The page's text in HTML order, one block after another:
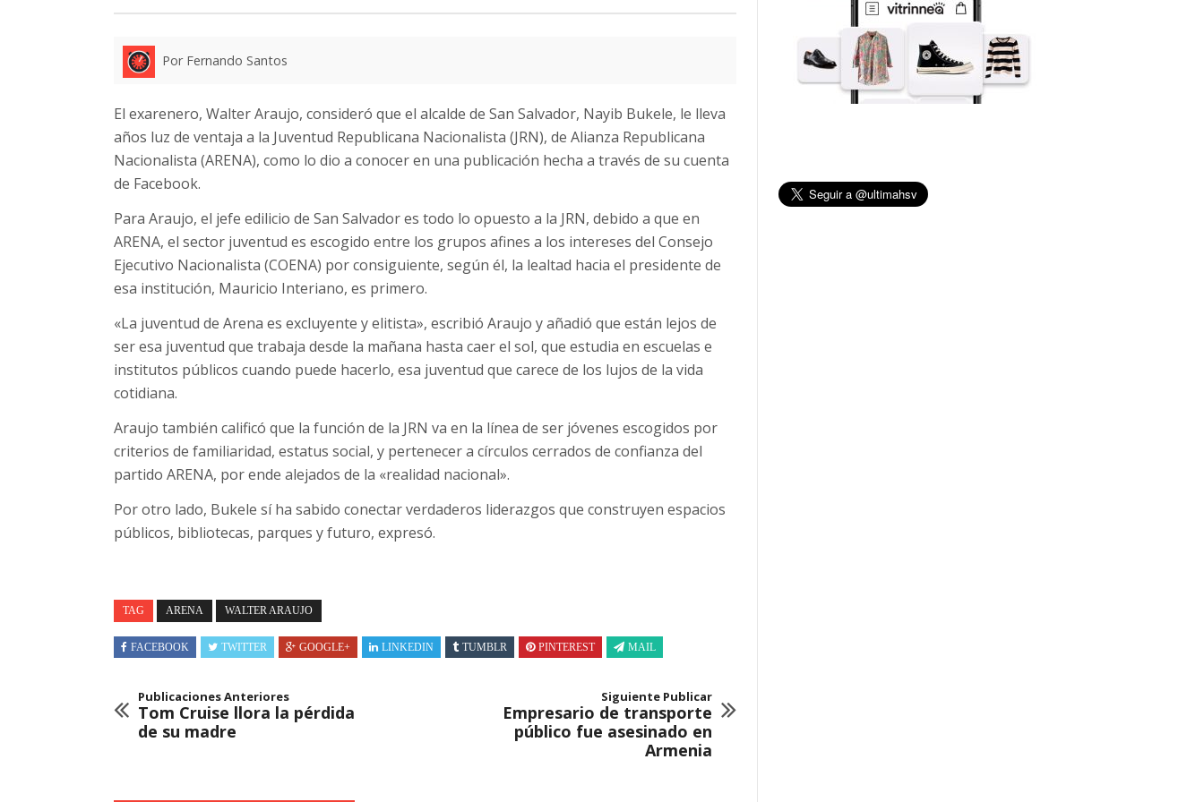
Por Fernando Santos
El exarenero, Walter Araujo, consideró que el alcalde de San Salvador, Nayib Bukele, le lleva
años luz de ventaja a la Juventud Republicana Nacionalista (JRN), de Alianza Republicana
Nacionalista (ARENA), como lo dio a conocer en una publicación hecha a través de su cuenta
de Facebook.
Para Araujo, el jefe edilicio de San Salvador es todo lo opuesto a la JRN, debido a que en
ARENA, el sector juventud es escogido entre los grupos afines a los intereses del Consejo
Ejecutivo Nacionalista (COENA) por consiguiente, según él, la lealtad hacia el presidente de
esa institución, Mauricio Interiano, es primero.
«La juventud de Arena es excluyente y elitista», escribió Araujo y añadió que están lejos de
ser esa juventud que trabaja desde la mañana hasta caer el sol, que estudia en escuelas e
institutos públicos cuando puede hacerlo, esa juventud que carece de los lujos de la vida
cotidiana.
Araujo también calificó que la función de la JRN va en la línea de ser jóvenes escogidos por
criterios de familiaridad, estatus social, y pertenecer a círculos cerrados de confianza del
partido ARENA, por ende alejados de la «realidad nacional».
Por otro lado, Bukele sí ha sabido conectar verdaderos liderazgos que construyen espacios
públicos, bibliotecas, parques y futuro, expresó.
TAG ARENA WALTER ARAUJO
FACEBOOK TWITTER GOOGLE+ LINKEDIN TUMBLR PINTEREST MAIL
Publicaciones Anteriores
Tom Cruise llora la pérdida
de su madre
Siguiente Publicar
Empresario de transporte
público fue asesinado en
Armenia